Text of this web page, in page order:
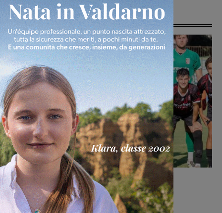
Ultime Notizie
Calcio Michele Bossini -8 Agosto 2026
Il Terrranuova Traiana battuto 3-1
nell’amichevole di Grosseto